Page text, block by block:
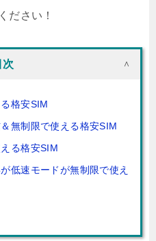
ださい！
次
格安SIM
無制限で使える格安SIM
る格安SIM
低速モードが無制限で使え